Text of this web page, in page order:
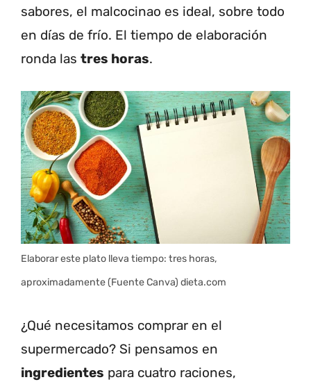
sabores, el malcocinao es ideal, sobre todo
en días de frío. El tiempo de elaboración
ronda las tres horas.
Elaborar este plato lleva tiempo: tres horas,
aproximadamente (Fuente Canva) dieta.com
¿Qué necesitamos comprar en el
supermercado? Si pensamos en
ingredientes para cuatro raciones,